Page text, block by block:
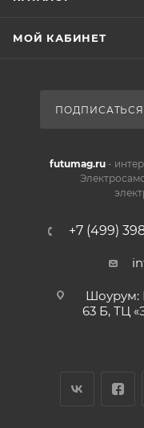
МОЙ КАБИНЕТ
futumag.ru-
+7 (499)
Шоурум:
63 Б, ТЦ